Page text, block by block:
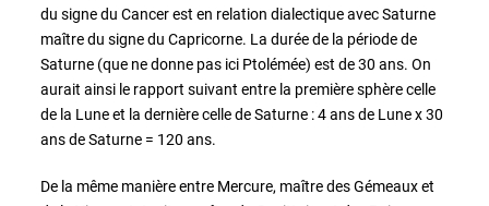
du signe du Cancer est en relation dialectique avec Saturne
maître du signe du Capricorne. La durée de la période de
Saturne (que ne donne pas ici Ptolémée) est de 30 ans. On
aurait ainsi le rapport suivant entre la première sphère celle
de la Lune et la dernière celle de Saturne : 4 ans de Lune x 30
ans de Saturne = 120 ans.
De la même manière entre Mercure, maître des Gémeaux et